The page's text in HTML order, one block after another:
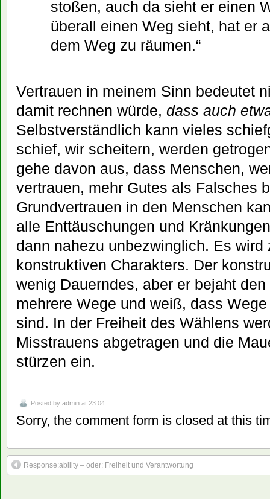
stoßen, auch da sieht er einen
überall einen Weg sieht, hat er
dem Weg zu räumen.“
Vertrauen in meinem Sinn bedeutet
damit rechnen würde, dass auch
Selbstverständlich kann vieles
schief, wir scheitern, werden
gehe davon aus, dass Menschen,
vertrauen, mehr Gutes als Falsches
Grundvertrauen in den Menschen
alle Enttäuschungen und
dann nahezu unbezwinglich. Es wird
konstruktiven Charakters. Der
wenig Dauerndes, aber er bejaht
mehrere Wege und weiß, dass
sind. In der Freiheit des Wählens
Misstrauens abgetragen und die
stürzen ein.
Posted by admin at 23:04
Sorry, the comment form is closed at this
Response:ability – oder: Freiheit und Verantwortung